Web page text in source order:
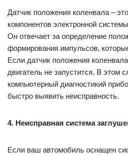
Датчик положения коленвала –
компонентов электронной
Он отвечает за определение
формирования импульсов,
Если датчик положения
двигатель не запустится. В этом
компьютерный диагностикий
быстро выявить неисправность.
4. Неисправная система
Если ваш автомобиль оснащен